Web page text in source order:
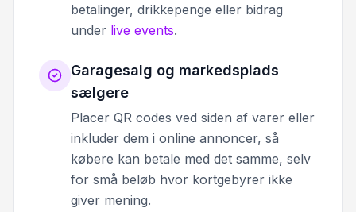
betalinger, drikkepenge eller bidrag
under live events.
Garagesalg og markedsplads
sælgere
Placer QR codes ved siden af varer eller
inkluder dem i online annoncer, så
købere kan betale med det samme, selv
for små beløb hvor kortgebyrer ikke
giver mening.